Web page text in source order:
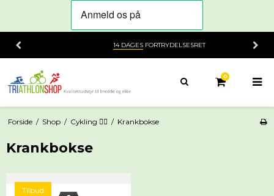
14 DAGESFORTRYDELSESRET
0
Forside / Shop / Cykling 🚴‍♂️ / Krankbokse
Krankbokse
Tilbud